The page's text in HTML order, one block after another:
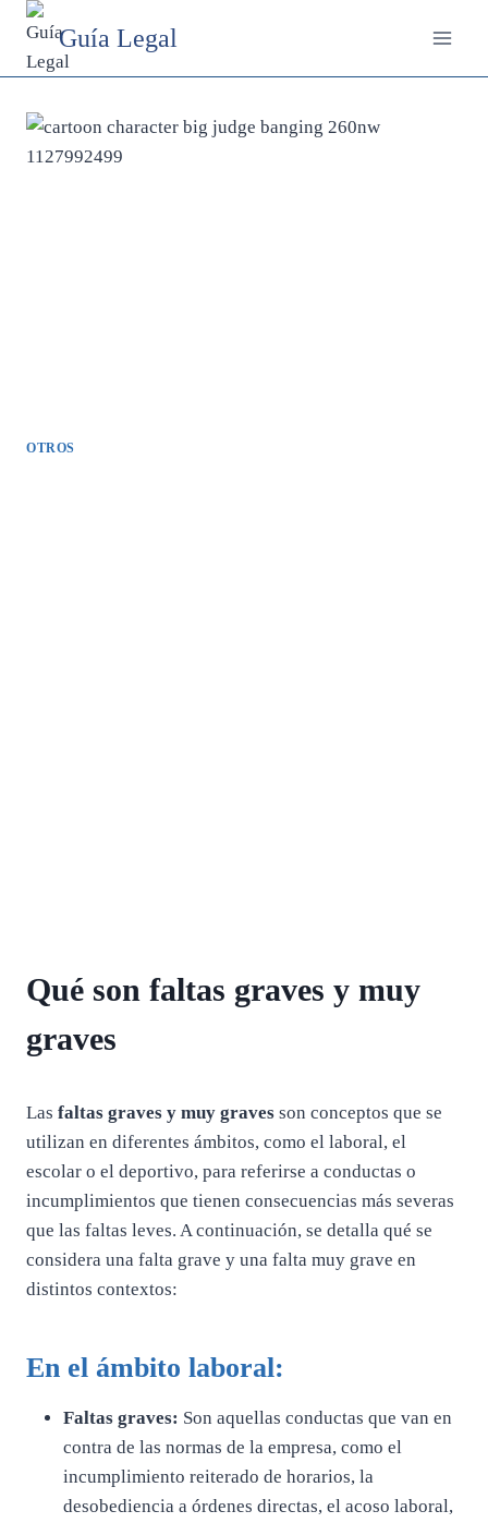
Saltar
contenido
Guía Legal
OTROS
Qué son faltas graves y muy
graves
Las faltas graves y muy graves son conceptos que se
utilizan en diferentes ámbitos, como el laboral, el
escolar o el deportivo, para referirse a conductas o
incumplimientos que tienen consecuencias más severas
que las faltas leves. A continuación, se detalla qué se
considera una falta grave y una falta muy grave en
distintos contextos:
En el ámbito laboral:
Faltas graves: Son aquellas conductas que van en
contra de las normas de la empresa, como el
incumplimiento reiterado de horarios, la
desobediencia a órdenes directas, el acoso laboral,